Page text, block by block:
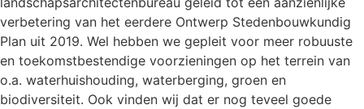
verbetering van het eerdere Ontwerp Stedenbouwkundig
Plan uit 2019. Wel hebben we gepleit voor meer robuuste
en toekomstbestendige voorzieningen op het terrein van
o.a. waterhuishouding, waterberging, groen en
biodiversiteit. Ook vinden wij dat er nog teveel goede